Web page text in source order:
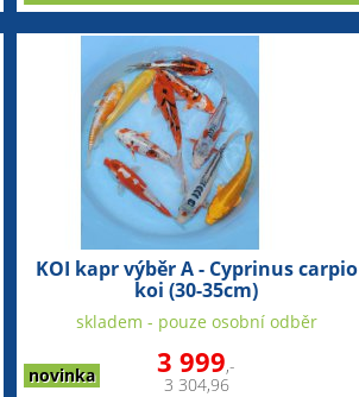
KOI kapr výběr A - Cyprinus carpio
koi (30-35cm)
novinka
skladem - pouze osobní odběr
3 999,-
3 304,96